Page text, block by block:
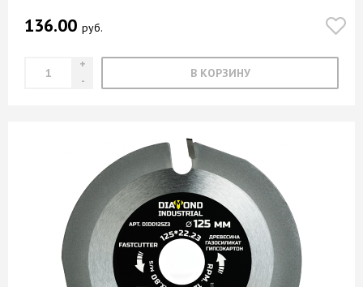
136.00 руб.
В КОРЗИНУ